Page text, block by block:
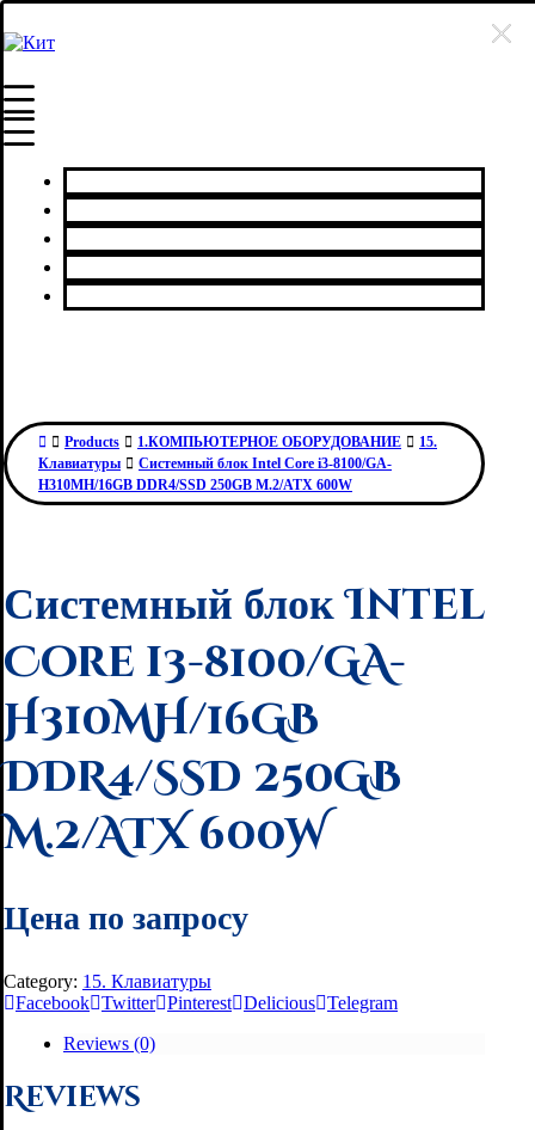
Products 1.КОМПЬЮТЕРНОЕ ОБОРУДОВАНИЕ
15.
Клавиатуры
Системный блок Intel Core i3-8100/GA-
H310MH/16GB DDR4/SSD 250GB M.2/ATX 600W
Системный блок Intel
Core i3-8100/GA-
H310MH/16GB
DDR4/SSD 250GB
M.2/ATX 600W
Цена по запросу
Category: 15. Клавиатуры
Facebook Twitter Pinterest Delicious Telegram
Reviews (0)
Reviews